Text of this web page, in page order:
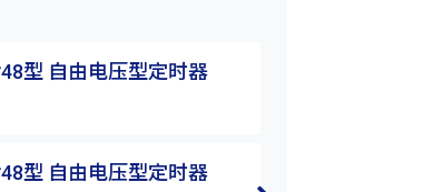
型 自由电压型定时器
型 自由电压型定时器